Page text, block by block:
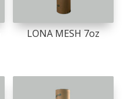
LONA MESH 7oz